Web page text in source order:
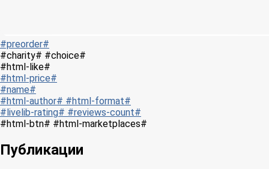
#preorder#
#charity# #choice#
#html-like#
#html-price#
#name#
#html-author# #html-format#
#livelib-rating# #reviews-count#
#html-btn# #html-marketplaces#
Публикации